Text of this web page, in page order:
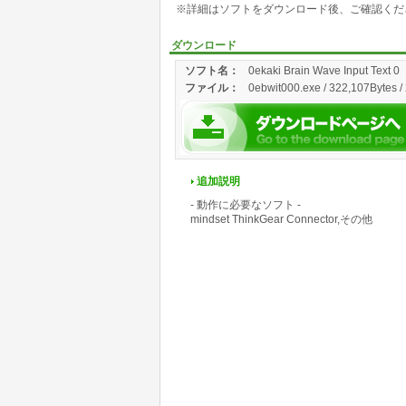
※詳細はソフトをダウンロード後、ご確認くだ
ダウンロード
ソフト名：
0ekaki Brain Wave Input Text 0
ファイル： 0ebwit000.exe / 322,107Bytes /
追加説明
- 動作に必要なソフト -
mindset ThinkGear Connector,その他